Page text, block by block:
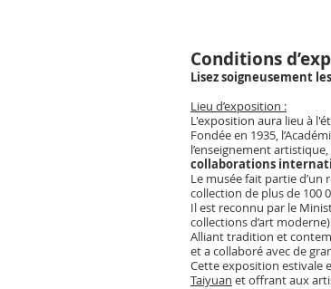
Conditions
Lisez soigneusement
Lieu d’exposition :
L'exposition aura lieu à
Fondée en 1935,
l’enseignement
collaborations
Le musée fait partie
collection de plus de 100
Il est reconnu par le
collections d’art
Alliant tradition et
et a collaboré avec de
Cette exposition estivale
Taiyuan et offrant aux